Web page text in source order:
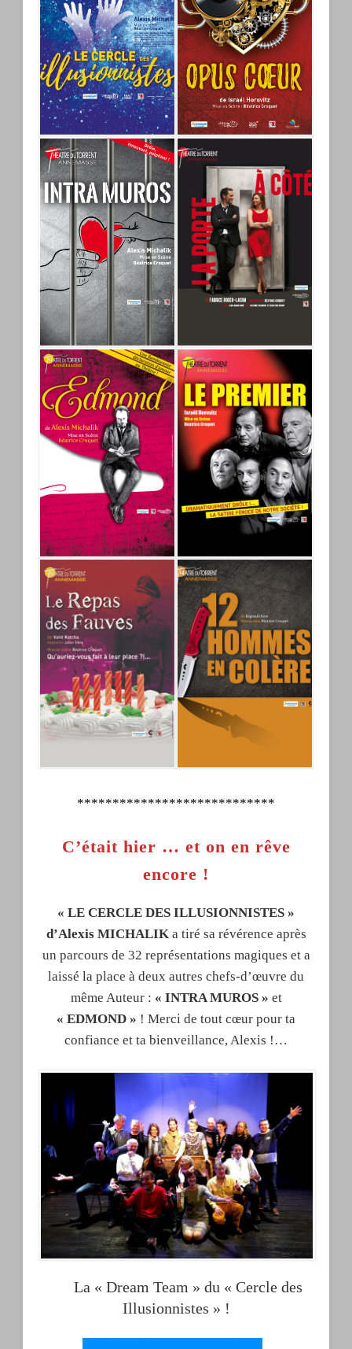
****************************
C’était hier … et on en rêve
encore !
« LE CERCLE DES ILLUSIONNISTES »
d’Alexis MICHALIKa tiré sa révérence après
un parcours de 32 représentations magiques et a
laissé la place à deux autres chefs-d’œuvre du
même Auteur : « INTRA MUROS » et
« EDMOND » ! Merci de tout cœur pour ta
confiance et ta bienveillance, Alexis !…
La « Dream Team » du « Cercle des
Illusionnistes » !